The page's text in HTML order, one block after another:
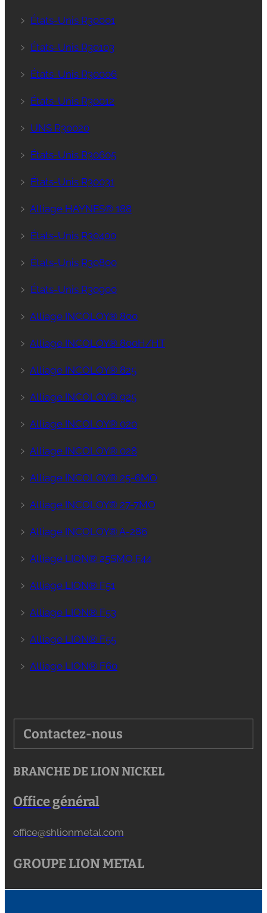
﹥ États-Unis R30001
﹥ États-Unis R30103
﹥ États-Unis R30006
﹥ États-Unis R30012
﹥ UNS R30020
﹥ États-Unis R30605
﹥ États-Unis R30031
﹥ Alliage HAYNES® 188
﹥ États-Unis R30400
﹥ États-Unis R30800
﹥ États-Unis R30900
﹥ Alliage INCOLOY® 800
﹥ Alliage INCOLOY® 800H/HT
﹥ Alliage INCOLOY® 825
﹥ Alliage INCOLOY® 925
﹥ Alliage INCOLOY® 020
﹥ Alliage INCOLOY® 028
﹥ Alliage INCOLOY® 25-6MO
﹥ Alliage INCOLOY® 27-7MO
﹥ Alliage INCOLOY® A-286
﹥ Alliage LION® 25SMO F44
﹥ Alliage LION® F51
﹥ Alliage LION® F53
﹥ Alliage LION® F55
﹥ Alliage LION® F60
Contactez-nous
BRANCHE DE LION NICKEL
Office général
office@shlionmetal.com
GROUPE LION METAL